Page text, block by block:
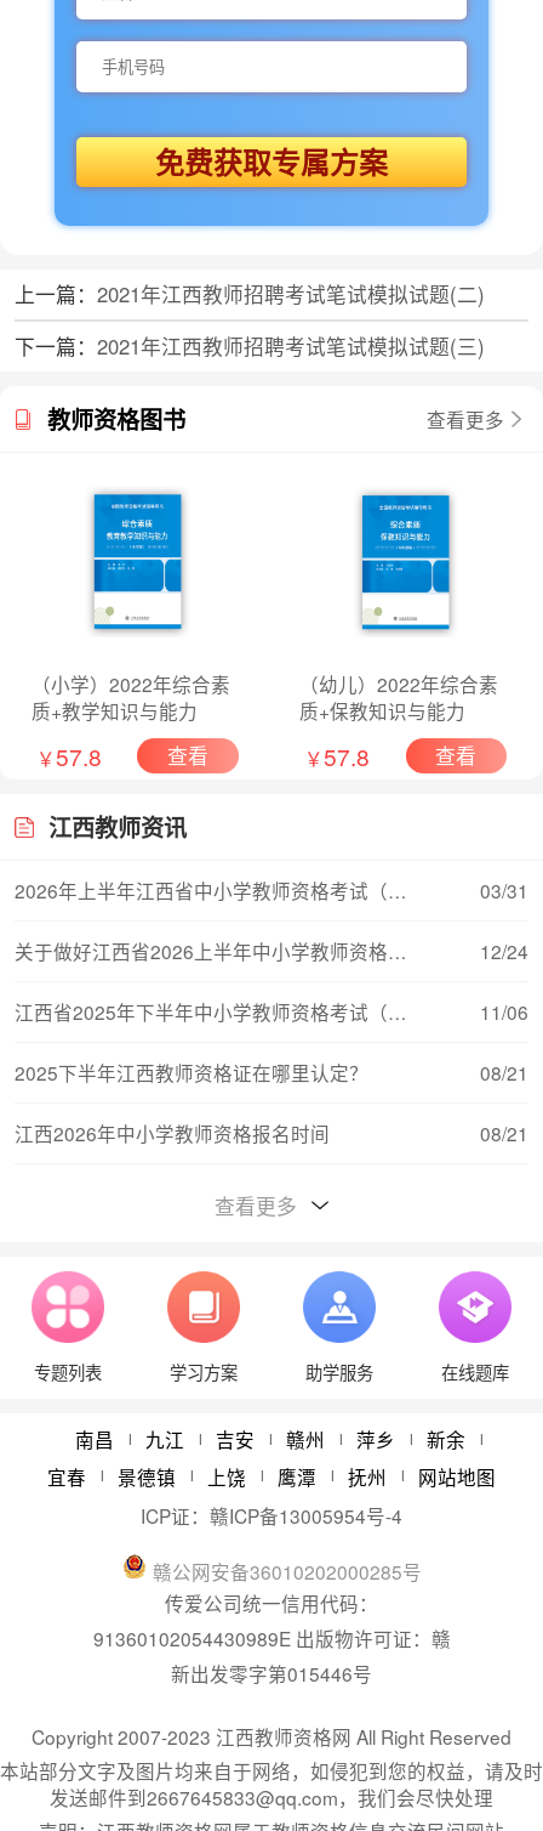
免费获取专属方案
上一篇： 2021年江西教师招聘考试笔试模拟试题(二)
下一篇： 2021年江西教师招聘考试笔试模拟试题(三)
教师资格图书 查看更多
（小学）2022年综合素
质+教学知识与能力
￥57.8 查看
（幼儿）2022年综合素
质+保教知识与能力
￥57.8 查看
江西教师资讯
2026年上半年江西省中小学教师资格考试（面试） 03/31
关于做好江西省2026上半年中小学教师资格考试（ 12/24
江西省2025年下半年中小学教师资格考试（笔试） 11/06
2025下半年江西教师资格证在哪里认定？ 08/21
江西2026年中小学教师资格报名时间 08/21
江西教师资格证对普通话的要求
08/11
江西教师资格报考条件学历要求 08/21
2024年江西省教师资格认定体检时间 05/22
查看更多
专题列表 学习方案 助学服务 在线题库
南昌 | 九江 | 吉安 | 赣州 | 萍乡 | 新余 |
宜春 | 景德镇 | 上饶 | 鹰潭 | 抚州 |
网站地图
ICP证： 赣ICP备13005954号-4
赣公网安备36010202000285号
传爱公司统一信用代码：
91360102054430989E 出版物许可证：赣
新出发零字第015446号
Copyright 2007-2023 江西教师资格网 All Right Reserved
本站部分文字及图片均来自于网络，如侵犯到您的权益，请及时
发送邮件到2667645833@qq.com，我们会尽快处理